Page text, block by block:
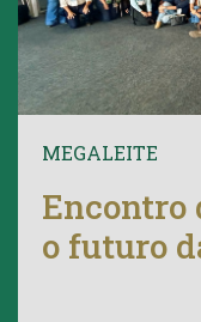
MEGALEITE
Encontro
o futuro